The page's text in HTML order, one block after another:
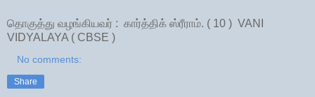
தொகுத்து வழங்கியவர் : கார்த்திக் ஸ்ரீராம். ( 10 ) VANI
VIDYALAYA ( CBSE )
No comments:
Share